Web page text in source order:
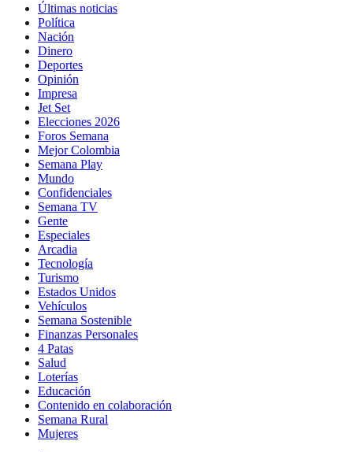
Últimas noticias
Política
Nación
Dinero
Deportes
Opinión
Impresa
Jet Set
Elecciones 2026
Foros Semana
Mejor Colombia
Semana Play
Mundo
Confidenciales
Semana TV
Gente
Especiales
Arcadia
Tecnología
Turismo
Estados Unidos
Vehículos
Semana Sostenible
Finanzas Personales
4 Patas
Salud
Loterías
Educación
Contenido en colaboración
Semana Rural
Mujeres